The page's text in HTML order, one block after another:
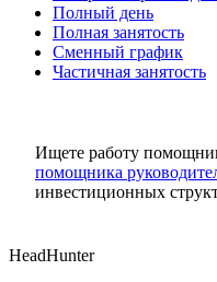
Полный день
Полная занятость
Сменный график
Частичная занятость
Ищете работу
помощника
инвестиционных
HeadHunter